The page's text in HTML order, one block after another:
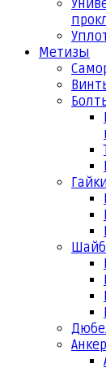
Метизы
Гайки